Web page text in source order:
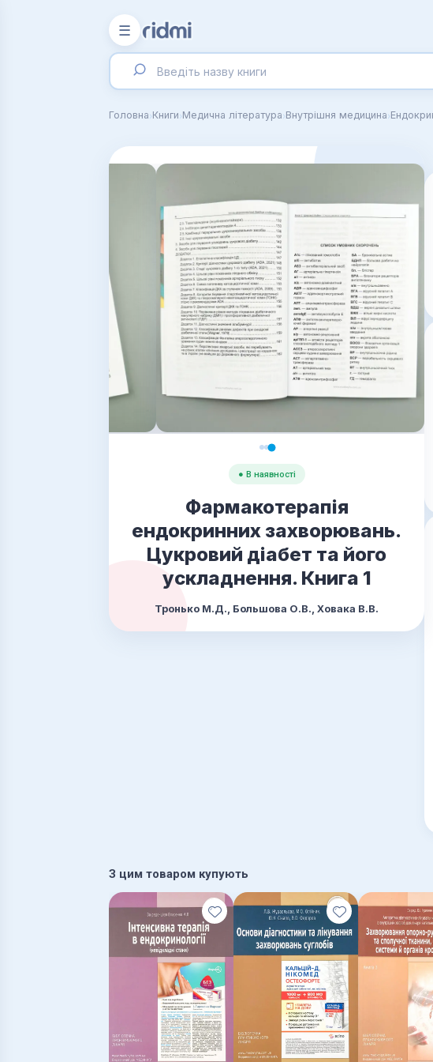
☰
Головна›Книги›Медична література›Внутрішня медицина›
● В наявності
Фармакотерапія
ендокринних захворювань.
Цукровий діабет та його
ускладнення. Книга 1
Тронько М.Д., Большова О.В., Ховака В.В.
З цим товаром купують